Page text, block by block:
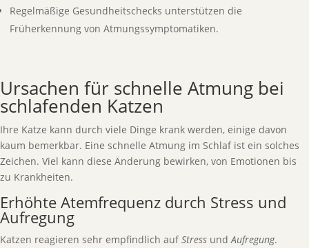
Regelmäßige Gesundheitschecks unterstützen die
Früherkennung von Atmungssymptomatiken.
Ursachen für schnelle Atmung bei
schlafenden Katzen
Ihre Katze kann durch viele Dinge krank werden, einige davon
kaum bemerkbar. Eine schnelle Atmung im Schlaf ist ein solches
Zeichen. Viel kann diese Änderung bewirken, von Emotionen bis
zu Krankheiten.
Erhöhte Atemfrequenz durch Stress und
Aufregung
Katzen reagieren sehr empfindlich aufStress undAufregung.